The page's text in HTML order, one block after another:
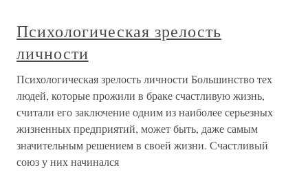
Психологическая зрелость
личности
Психологическая зрелость личности Большинство тех
людей, которые прожили в браке счастливую жизнь,
считали его заключение одним из наиболее серьезных
жизненных предприятий, может быть, даже самым
значительным решением в своей жизни. Счастливый
союз у них начинался